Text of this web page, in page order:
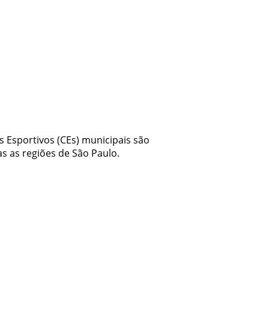
(CEs) municipais são
as regiões de São Paulo.